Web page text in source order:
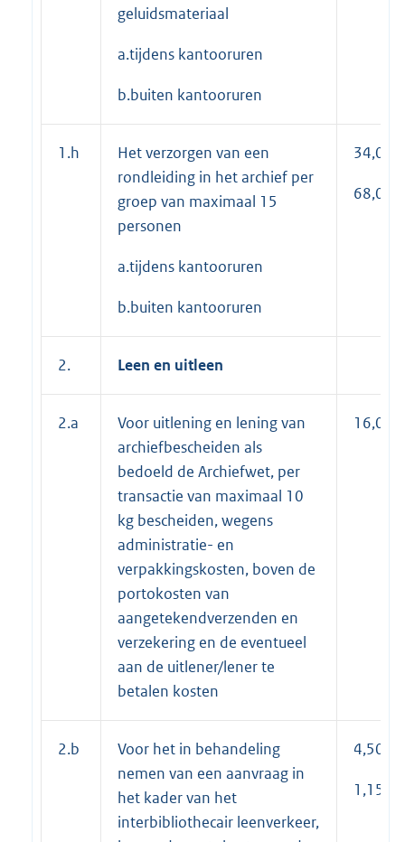
geluidsmateriaal
a.tijdens kantooruren
b.buiten kantooruren
1.h
Het verzorgen van een
rondleiding in het archief per
groep van maximaal 15
personen
a.tijdens kantooruren
b.buiten kantooruren
34,00
68,00
2. Leen en uitleen
2.a
Voor uitlening en lening van
archiefbescheiden als
bedoeld de Archiefwet, per
transactie van maximaal 10
kg bescheiden, wegens
administratie- en
verpakkingskosten, boven de
portokosten van
aangetekendverzenden en
verzekering en de eventueel
aan de uitlener/lener te
betalen kosten
16,00
2.b
Voor het in behandeling
nemen van een aanvraag in
het kader van het
interbibliothecair leenverkeer,
4,50
1,15